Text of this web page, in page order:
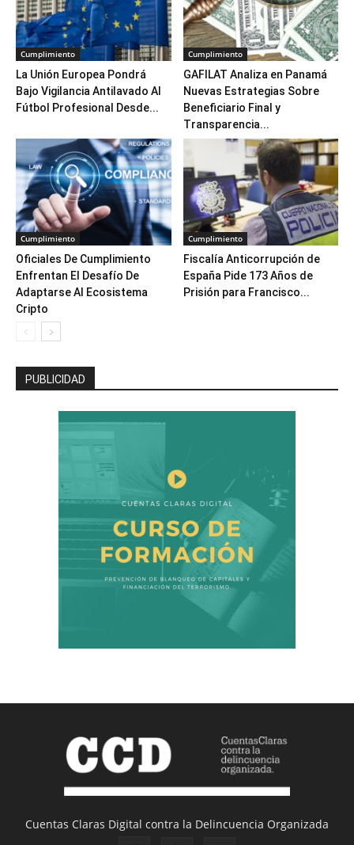
Cumplimiento
La Unión Europea Pondrá
Bajo Vigilancia Antilavado Al
Fútbol Profesional Desde...
Cumplimiento
GAFILAT Analiza en Panamá
Nuevas Estrategias Sobre
Beneficiario Final y
Transparencia...
Cumplimiento
Oficiales De Cumplimiento
Enfrentan El Desafío De
Adaptarse Al Ecosistema
Cripto
Cumplimiento
Fiscalía Anticorrupción de
España Pide 173 Años de
Prisión para Francisco...
PUBLICIDAD
Cuentas Claras Digital contra la Delincuencia Organizada